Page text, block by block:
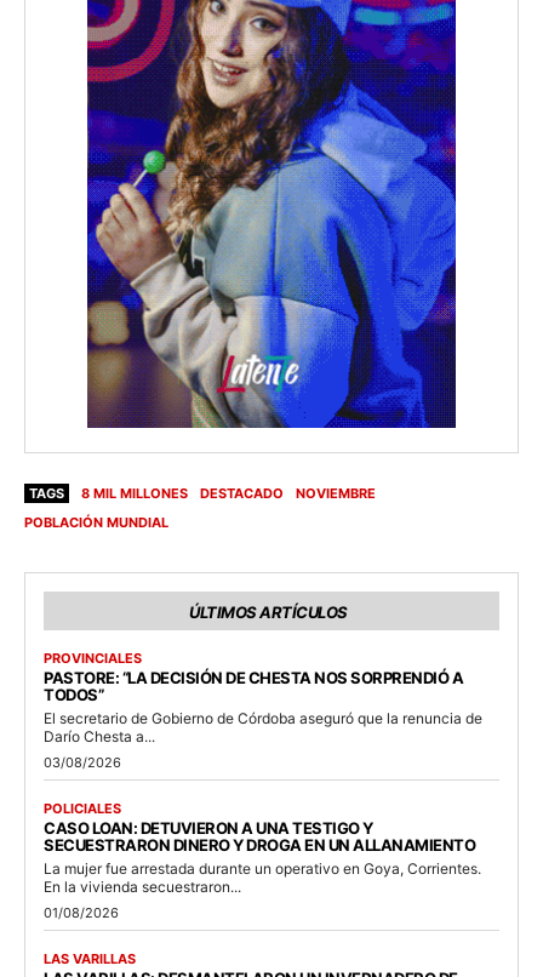
TAGS 8 MIL MILLONES DESTACADO
NOVIEMBRE
POBLACIÓN MUNDIAL
ÚLTIMOS ARTÍCULOS
PROVINCIALES
PASTORE: “LA DECISIÓN DE CHESTA NOS SORPRENDIÓ A
TODOS”
El secretario de Gobierno de Córdoba aseguró que la renuncia de
Darío Chesta a...
03/08/2026
POLICIALES
CASO LOAN: DETUVIERON A UNA TESTIGO Y
SECUESTRARON DINERO Y DROGA EN UN ALLANAMIENTO
La mujer fue arrestada durante un operativo en Goya, Corrientes.
En la vivienda secuestraron...
01/08/2026
LAS VARILLAS